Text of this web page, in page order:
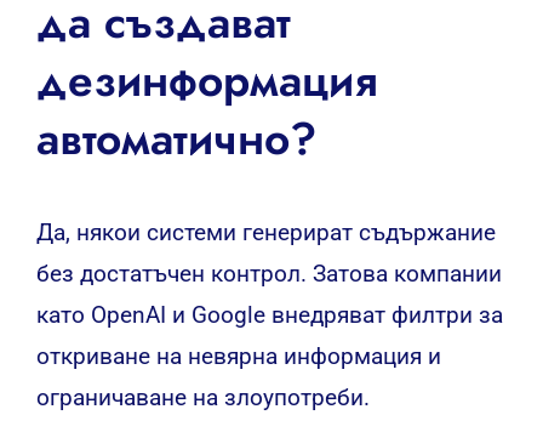
да създават
дезинформация
автоматично?
Да, някои системи генерират съдържание
без достатъчен контрол. Затова компании
като OpenAI и Google внедряват филтри за
откриване на невярна информация и
ограничаване на злоупотреби.